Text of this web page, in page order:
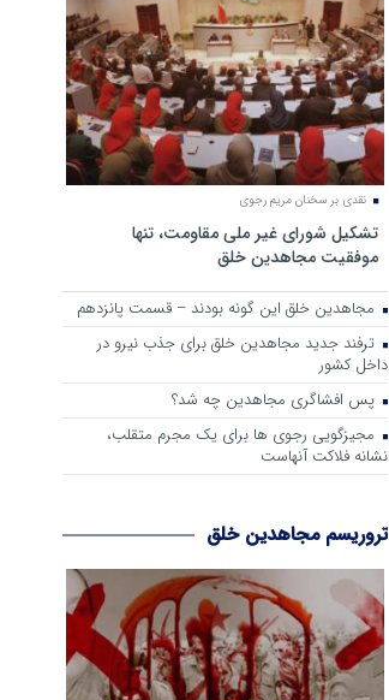
نقدی بر سخنان مریم رجوی
تشکیل شورای غیر ملی مقاومت، تنها
موفقیت مجاهدین خلق
مجاهدین خلق این گونه بودند – قسمت پانزدهم
ترفند جدید مجاهدین خلق برای جذب نیرو در
داخل کشور
پس افشاگری مجاهدین چه شد؟
مجیزگویی رجوی ها برای یک مجرم متقلب،
نشانه فلاکت آنهاست
تروریسم مجاهدین خلق